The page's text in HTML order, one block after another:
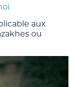
aux
ou